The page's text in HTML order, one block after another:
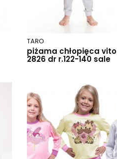
TARO
piżama chłopięca vito
2826 dr r.122-140 sale